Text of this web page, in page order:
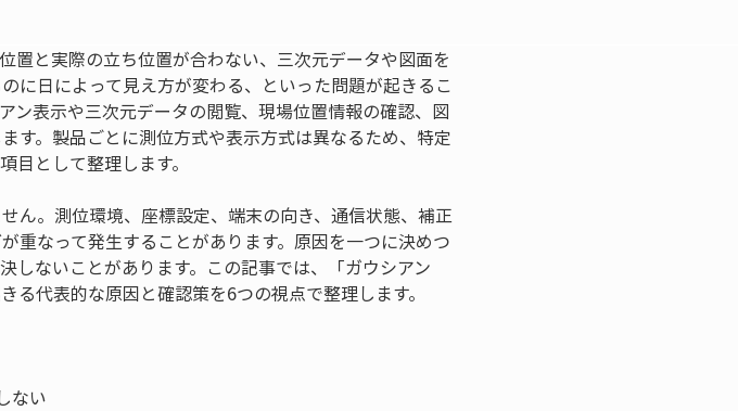
置と実際の立ち位置が合わない、三次元データや図面を
に日によって見え方が変わる、といった問題が起きるこ
ン表示や三次元データの閲覧、現場位置情報の確認、図
す。製品ごとに測位方式や表示方式は異なるため、特定
目として整理します。
ん。測位環境、座標設定、端末の向き、通信状態、補正
重なって発生することがあります。原因を一つに決めつ
しないことがあります。この記事では、「ガウシアン
代表的な原因と確認策を6つの視点で整理します。